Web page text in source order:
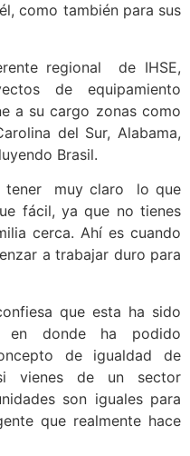
como también para sus
regional de IHSE,
de equipamiento
a su cargo zonas como
del Sur, Alabama,
Brasil.
tener muy claro lo que
fácil, ya que no tienes
cerca. Ahí es cuando
a trabajar duro para
que esta ha sido
en donde ha podido
de igualdad de
vienes de un sector
son iguales para
que realmente hace